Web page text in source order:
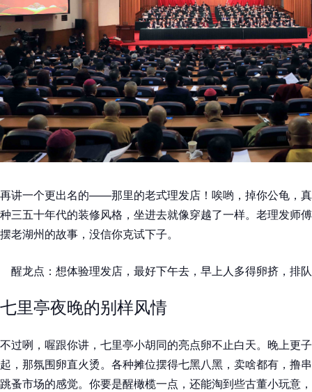
再讲一个更出名的——那里的老式理发店！唉哟，掉你公龟，
种三五十年代的装修风格，坐进去就像穿越了一样。老理发师
摆老湖州的故事，没信你克试下子。
醒龙点：想体验理发店，最好下午去，早上人多得卵挤，排
七里亭夜晚的别样风情
不过咧，喔跟你讲，七里亭小胡同的亮点卵不止白天。晚上更
起，那氛围卵直火烫。各种摊位摆得七黑八黑，卖啥都有，撸
跳蚤市场的感觉。你要是醒橄榄一点，还能淘到些古董小玩意